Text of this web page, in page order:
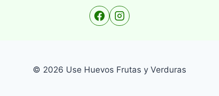
© 2026 Use Huevos Frutas y Verduras